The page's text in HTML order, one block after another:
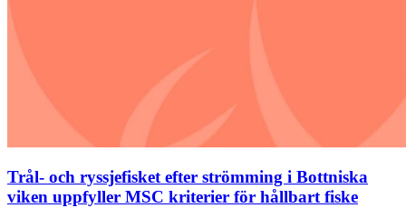
Trål- och ryssjefisket efter strömming i Bottniska
viken uppfyller MSC kriterier för hållbart fiske